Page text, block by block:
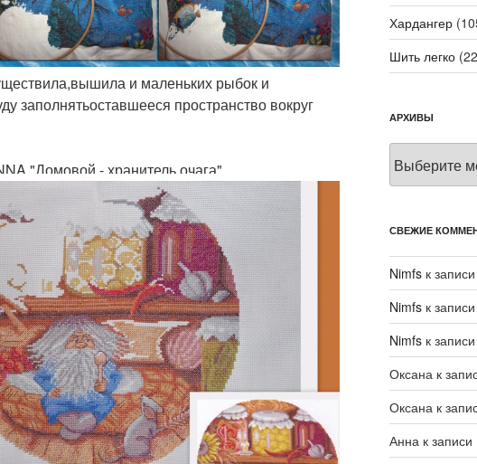
и маленьких рыбок и
заполнятьоставшееся пространство вокруг
"Домовой - хранитель очага"
Хардангер
Шить легко
АРХИВЫ
СВЕЖИЕ
Nimfsк
Nimfsк
Nimfsк
Оксанак
Оксанак
Аннак записи